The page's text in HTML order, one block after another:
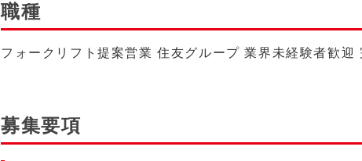
職種
フォークリフト提案営業 住友グループ 業界未経験者歓迎
募集要項